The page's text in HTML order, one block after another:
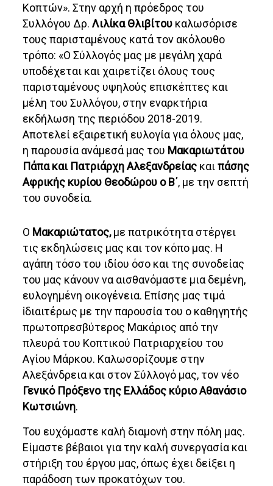
Κοπτών». Στην αρχή η πρόεδρος του
Συλλόγου Δρ.Λιλίκα Θλιβίτου καλωσόρισε
τους παρισταμένους κατά τον ακόλουθο
τρόπο: «Ο Σύλλογός μας με μεγάλη χαρά
υποδέχεται και χαιρετίζει όλους τους
παρισταμένους υψηλούς επισκέπτες και
μέλη του Συλλόγου, στην εναρκτήρια
εκδήλωση της περιόδου 2018-2019.
Αποτελεί εξαιρετική ευλογία για όλους μας,
η παρουσία ανάμεσά μας του Μακαριωτάτου
Πάπα και Πατριάρχη Αλεξανδρείας καιπάσης
Αφρικής κυρίου Θεοδώρου ο Β΄, με την σεπτή
του συνοδεία.
Ο Μακαριώτατος,με πατρικότητα στέργει
τις εκδηλώσεις μας και τον κόπο μας. Η
αγάπη τόσο του ιδίου όσο και της συνοδείας
του μας κάνουν να αισθανόμαστε μια δεμένη,
ευλογημένη οικογένεια. Επίσης μας τιμά
ἰδιαιτέρως με την παρουσία του ο καθηγητής
πρωτοπρεσβύτερος Μακάριος από την
πλευρά του Κοπτικού Πατριαρχείου του
Αγίου Μάρκου. Καλωσορίζουμε στην
Αλεξάνδρεια και στον Σύλλογό μας, τον νέο
Γενικό Πρόξενο της Ελλάδος κύριο Αθανάσιο
Κωτσιώνη.
Του ευχόμαστε καλή διαμονή στην πόλη μας.
Είμαστε βέβαιοι για την καλή συνεργασία και
στήριξη του έργου μας, όπως έχει δείξει η
παράδοση των προκατόχων του.